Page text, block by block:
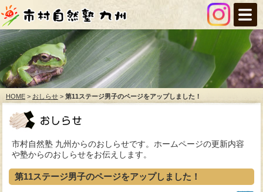
HOME > おしらせ > 第11ステージ男子のページをアップしました！
市村自然塾 九州からのおしらせです。ホームページの更新内容
や塾からのおしらせをお伝えします。
第11ステージ男子のページをアップしました！